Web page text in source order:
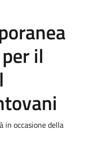
il
in occasione della